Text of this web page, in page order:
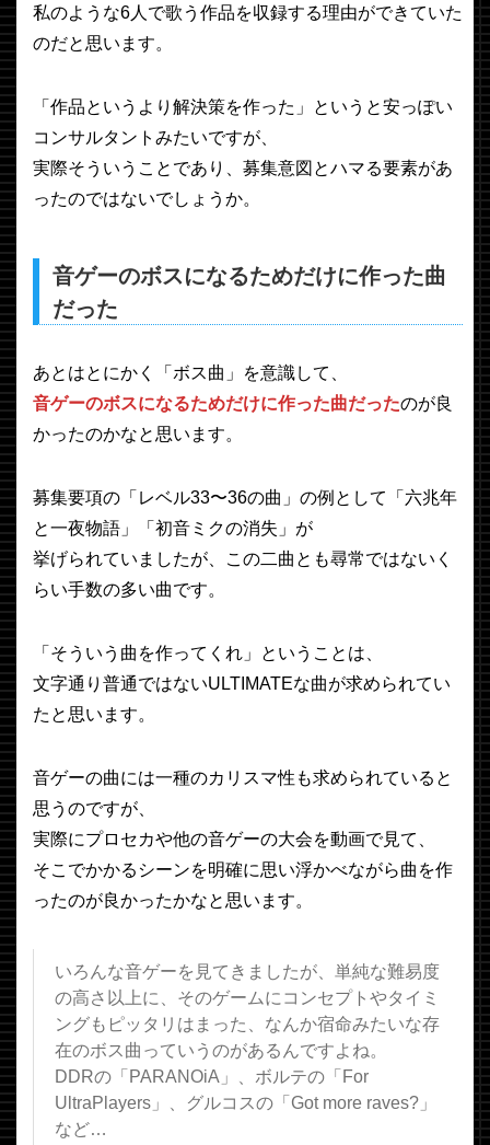
私のような6人で歌う作品を収録する理由ができていた
のだと思います。
「作品というより解決策を作った」というと安っぽい
コンサルタントみたいですが、
実際そういうことであり、募集意図とハマる要素があ
ったのではないでしょうか。
音ゲーのボスになるためだけに作った曲
だった
あとはとにかく「ボス曲」を意識して、
音ゲーのボスになるためだけに作った曲だったのが良
かったのかなと思います。
募集要項の「レベル33〜36の曲」の例として「六兆年
と一夜物語」「初音ミクの消失」が
挙げられていましたが、この二曲とも尋常ではないく
らい手数の多い曲です。
「そういう曲を作ってくれ」ということは、
文字通り普通ではないULTIMATEな曲が求められてい
たと思います。
音ゲーの曲には一種のカリスマ性も求められていると
思うのですが、
実際にプロセカや他の音ゲーの大会を動画で見て、
そこでかかるシーンを明確に思い浮かべながら曲を作
ったのが良かったかなと思います。
いろんな音ゲーを見てきましたが、単純な難易度
の高さ以上に、そのゲームにコンセプトやタイミ
ングもピッタリはまった、なんか宿命みたいな存
在のボス曲っていうのがあるんですよね。
DDRの「PARANOiA」、ボルテの「For
UltraPlayers」、グルコスの「Got more raves?」
など…